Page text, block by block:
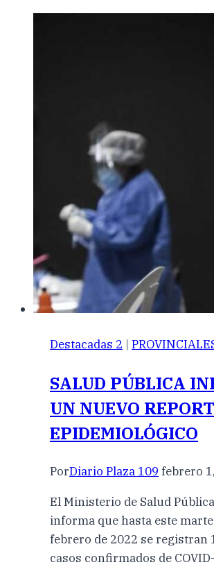
Destacadas 2 |
SALUD PÚBLICA
UN NUEVO
EPIDEMIOLÓGICO
PorDiario Plaza 109 febrero
El Ministerio de Salud
informa que hasta este
febrero de 2022 se registran
casos confirmados de